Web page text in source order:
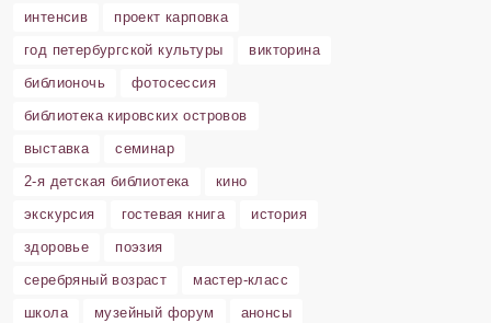
интенсив
проект карповка
год петербургской культуры
викторина
библионочь
фотосессия
библиотека кировских островов
выставка
семинар
2-я детская библиотека
кино
экскурсия
гостевая книга
история
здоровье
поэзия
серебряный возраст
мастер-класс
школа
музейный форум
анонсы